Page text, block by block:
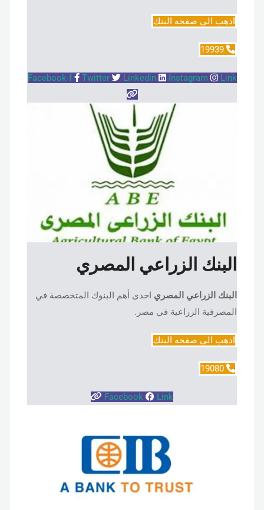
اذهب الى صفحه البنك
19939
Facebook-f Twitter Linkedin Instagram Link
البنك الزراعي المصري
البنك الزراعي المصري احدى أهم البنوك المتخصصة في
المصرفية الزراعية في مصر.
اذهب الى صفحه البنك
19080
Facebook Link